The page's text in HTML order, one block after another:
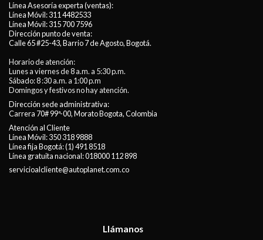
Línea Asesoría experta (ventas):
Línea Móvil:311 4482533
Línea Móvil:315 700 7596
Dirección punto de venta:
Calle 65 #25-43, Barrio 7 de Agosto, Bogotá.
Horario de atención:
Lunes a viernes de 8 a.m. a 5:30 p.m.
Sábado: 8 :30 a.m. a 1:00 p.m
Domingos y festivos no hay atención.
Dirección sede administrativa:
Carrera 70# 99ª-00, Morato Bogota, Colombia
Atención al Cliente
Línea Móvil:350 318 9888
Línea fija Bogotá:(1) 491 8518
Línea gratuita nacional:018000 112 898
servicioalcliente@autoplanet.com.co
Llámanos